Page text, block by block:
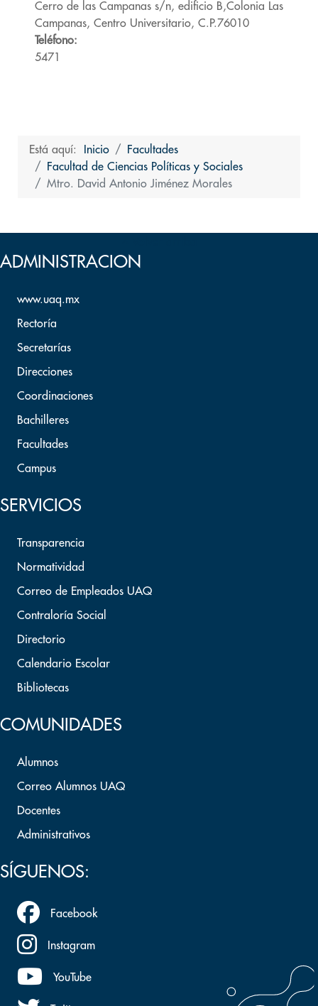
Cerro de las Campanas s/n, edificio B,Colonia Las
Campanas, Centro Universitario, C.P.76010
Teléfono:
5471
Está aquí: Inicio
Facultades
Facultad de Ciencias Políticas y Sociales
Mtro. David Antonio Jiménez Morales
ADMINISTRACION
www.uaq.mx
Rectoría
Secretarías
Direcciones
Coordinaciones
Bachilleres
Facultades
Campus
SERVICIOS
Transparencia
Normatividad
Correo de Empleados UAQ
Contraloría Social
Directorio
Calendario Escolar
Bibliotecas
COMUNIDADES
Alumnos
Correo Alumnos UAQ
Docentes
Administrativos
SÍGUENOS:
Facebook
Instagram
YouTube